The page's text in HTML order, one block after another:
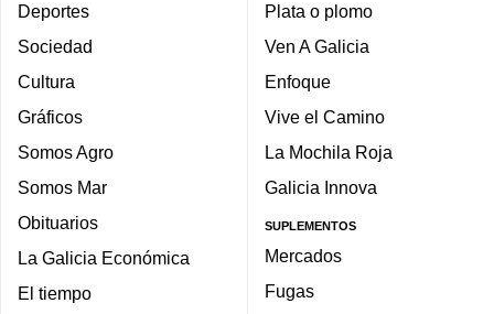
Deportes
Sociedad
Cultura
Gráficos
Somos Agro
Somos Mar
Obituarios
La Galicia Económica
El tiempo
Plata o plomo
Ven A Galicia
Enfoque
Vive el Camino
La Mochila Roja
Galicia Innova
SUPLEMENTOS
Mercados
Fugas